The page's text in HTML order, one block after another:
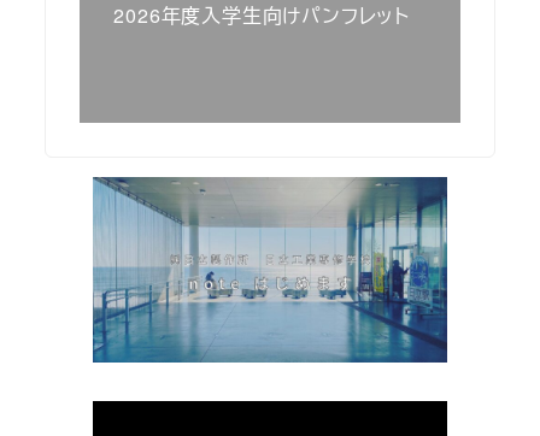
2026年度入学生向けパンフレット